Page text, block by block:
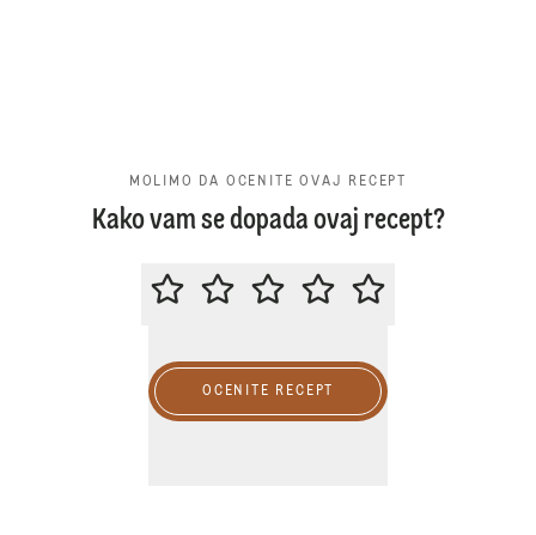
MOLIMO DA OCENITE OVAJ RECEPT
Kako vam se dopada ovaj recept?
MOLIMO DA OCENITE OVAJ
OCENITE RECEPT